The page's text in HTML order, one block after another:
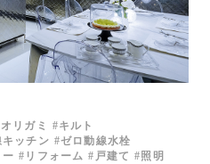
オリガミ
キルト
ッチン
ゼロ動線水栓
ー リフォーム 戸建て 照明